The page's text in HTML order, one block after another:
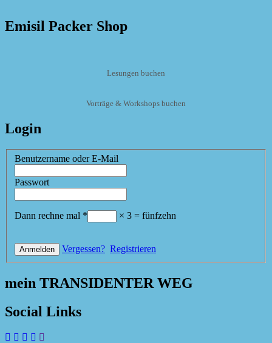
Emisil Packer Shop
Lesungen buchen
Vorträge & Workshops buchen
Login
Benutzername oder E-Mail
Passwort
Dann rechne mal * × 3 = fünfzehn
Vergessen? Registrieren
mein TRANSIDENTER WEG
Social Links